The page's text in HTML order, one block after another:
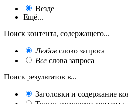
Везде
Ещё...
Поиск контента, содержащего...
Любое слово запроса
Все слова запроса
Поиск результатов в...
Заголовки и содержание